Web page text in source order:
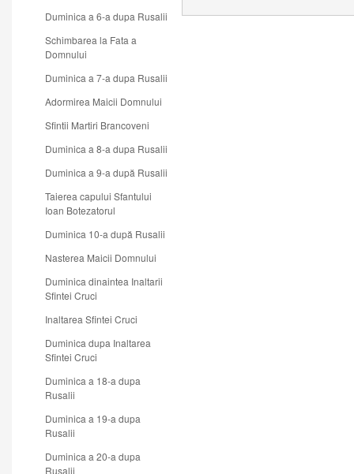
Duminica a 6-a dupa Rusalii
Schimbarea la Fata a
Domnului
Duminica a 7-a dupa Rusalii
Adormirea Maicii Domnului
Sfintii Martiri Brancoveni
Duminica a 8-a dupa Rusalii
Duminica a 9-a după Rusalii
Taierea capului Sfantului
Ioan Botezatorul
Duminica 10-a după Rusalii
Nasterea Maicii Domnului
Duminica dinaintea Inaltarii
Sfintei Cruci
Inaltarea Sfintei Cruci
Duminica dupa Inaltarea
Sfintei Cruci
Duminica a 18-a dupa
Rusalii
Duminica a 19-a dupa
Rusalii
Duminica a 20-a dupa
Rusalii